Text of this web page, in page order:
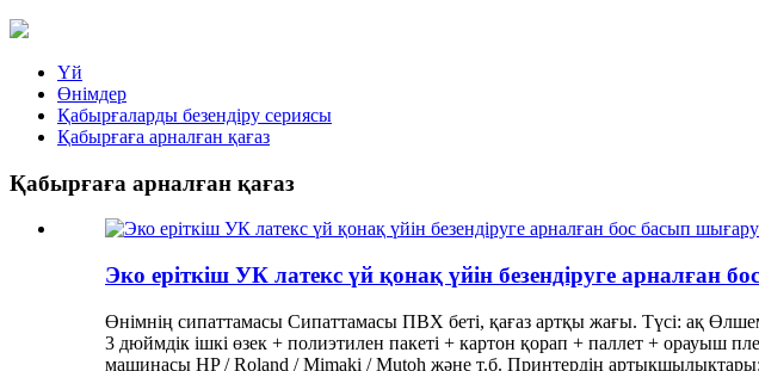
Үй
Өнімдер
Қабырғаларды безендіру сериясы
Қабырғаға арналған қағаз
Қабырғаға арналған қағаз
Эко еріткіш УК латекс үй қонақ үйін безендіруге арналған
Өнімнің сипаттамасы Сипаттамасы ПВХ беті, қағаз артқы жағы. Түсі: ақ
3 дюймдік ішкі өзек + полиэтилен пакеті + картон қорап + паллет + орауыш
машинасы HP / Roland / Mimaki / Mutoh және т.б. Принтердің артықшылықтары: